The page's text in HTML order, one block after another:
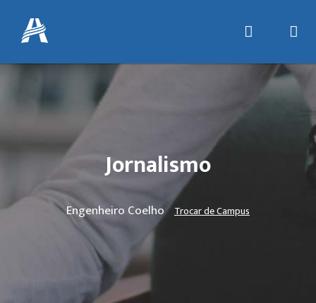
Jornalismo
Engenheiro Coelho Trocar de Campus